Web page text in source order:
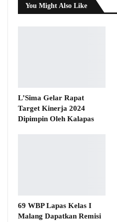
You Might Also Like
L’Sima Gelar Rapat
Target Kinerja 2024
Dipimpin Oleh Kalapas
69 WBP Lapas Kelas I
Malang Dapatkan Remisi